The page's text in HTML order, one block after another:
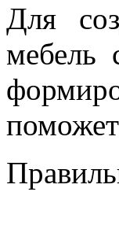
Для
мебель